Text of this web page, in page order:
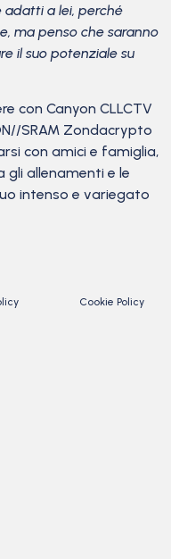
a lei, perché
ma penso che saranno
il suo potenziale su
con Canyon CLLCTV
SRAM Zondacrypto
con amici e famiglia,
allenamenti e le
intenso e variegato
Cookie Policy